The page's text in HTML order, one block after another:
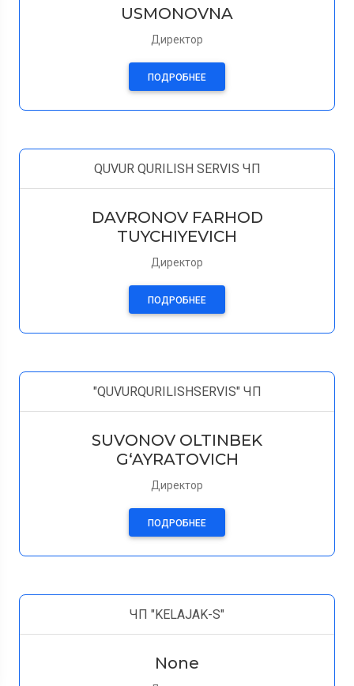
USMONOVNA
Директор
ПОДРОБНЕЕ
QUVUR QURILISH SERVIS ЧП
DAVRONOV FARHOD
TUYCHIYEVICH
Директор
ПОДРОБНЕЕ
"QUVURQURILISHSERVIS" ЧП
SUVONOV OLTINBEK
G‘AYRATOVICH
Директор
ПОДРОБНЕЕ
ЧП "KELAJAK-S"
None